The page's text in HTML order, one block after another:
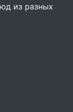
из разных